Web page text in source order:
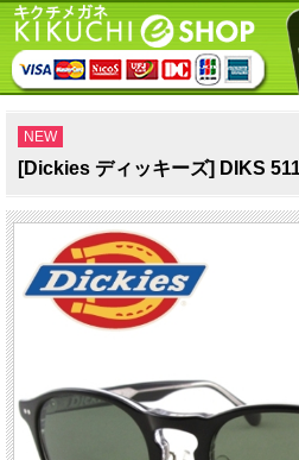
NEW
[Dickies ディッキーズ] DIKS